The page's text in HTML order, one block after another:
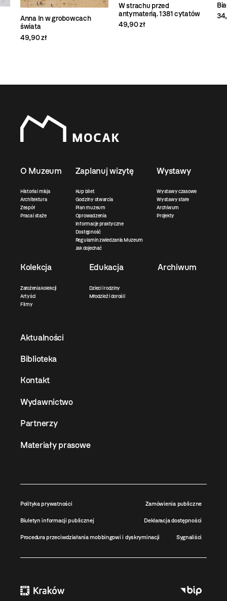
Anna In w grobowcach
świata
49,90 zł
W strachu przed
antymaterią. 1381 cytatów
49,90 zł
O Muzeum
Historia i misja
Architektura
Zespół
Praca i staże
Zaplanuj wizytę
Kup bilet
Godziny otwarcia
Plan muzeum
Oprowadzenia
Informacje praktyczne
Dostępność
Regulamin zwiedzania Muzeum
Jak dojechać
Wystawy
Wystawy czasowe
Wystawy stałe
Archiwum
Projekty
Kolekcja
Założenia kolekcji
Artyści
Filmy
Edukacja
Dzieci i rodziny
Młodzież i dorośli
Archiwum
Aktualności
Biblioteka
Kontakt
Wydawnictwo
Partnerzy
Materiały prasowe
Polityka prywatności Zamówienia publiczne
Biuletyn informacji publicznej Deklaracja dostępności
Procedura przeciwdziałania mobbingowi i dyskryminacji Sygnaliści